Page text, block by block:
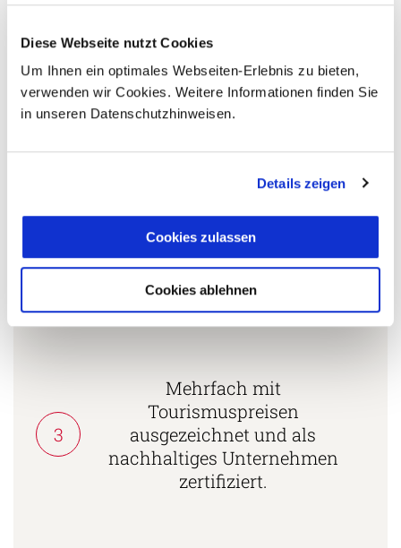
Diese Webseite nutzt Cookies
Um Ihnen ein optimales Webseiten-Erlebnis zu bieten,
verwenden wir Cookies. Weitere Informationen finden Sie
in unseren Datenschutzhinweisen.
Details zeigen
Cookies zulassen
Cookies ablehnen
5 Gründe warum Sie mit Ihrer Buchung bei uns
die richtige Entscheidung treffen:
Fernreisespezialist mit über
25 Jahren Erfahrung!
Persönliche Beratung durch
vielgereiste
Länderspezialisten.
3
Mehrfach mit
Tourismuspreisen
ausgezeichnet und als
nachhaltiges Unternehmen
zertifiziert.